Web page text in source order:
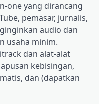
one yang dirancang
pemasar, jurnalis,
audio dan
usaha minim.
dan alat-alat
kebisingan,
dan (dapatkan